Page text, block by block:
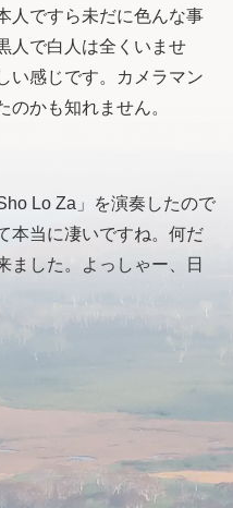
人ですら未だに色んな事
人で白人は全くいませ
い感じです。カメラマン
かも知れません。
Lo Za」を演奏したので
本当に凄いですね。何だ
ました。よっしゃー、日